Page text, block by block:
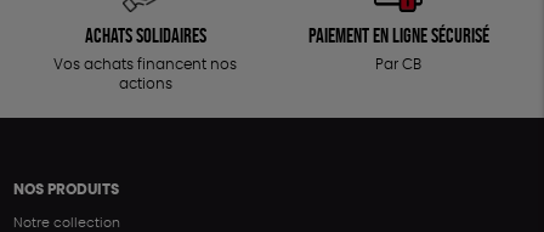
Achats solidaires
Vos achats financent nos
actions
Paiement en ligne sécurisé
Par CB
NOS PRODUITS
Notre collection